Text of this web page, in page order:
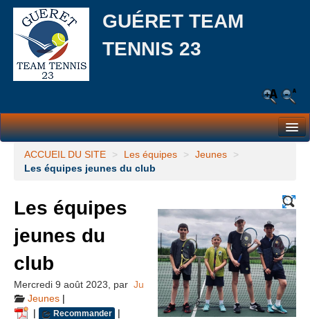
GUÉRET TEAM
TENNIS 23
Le Club
L’école de tennis
Responsabilité Sociale et Environnementale (RSE)
Partenaires
Actualités
ACCUEIL DU SITE > Les équipes > Jeunes
>
Les équipes jeunes du club
Les équipes
jeunes du
club
Mercredi 9 août 2023 par Ju
Jeunes |
|
Recommander |